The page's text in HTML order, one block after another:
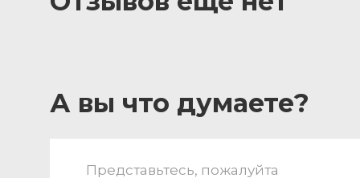
А вы что думаете?